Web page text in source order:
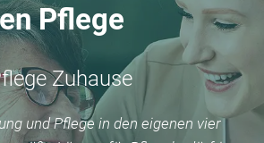
Pflege
Zuhause
und Pflege in den eigenen vier